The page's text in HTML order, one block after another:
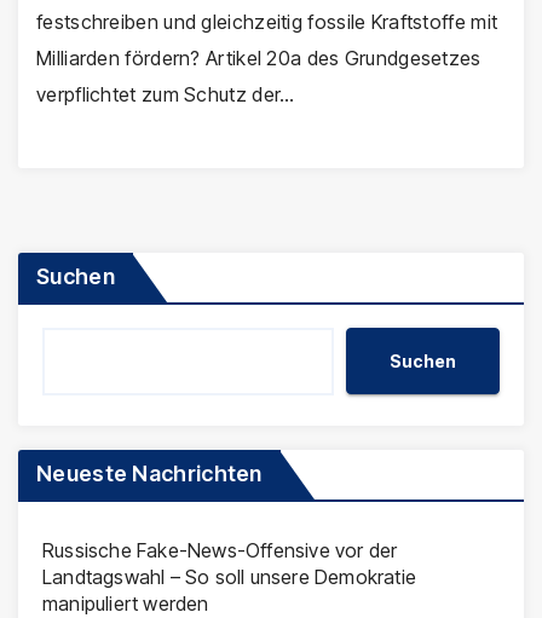
festschreiben und gleichzeitig fossile Kraftstoffe mit
Milliarden fördern? Artikel 20a des Grundgesetzes
verpflichtet zum Schutz der…
Suchen
Suchen
Neueste Nachrichten
Russische Fake-News-Offensive vor der
Landtagswahl – So soll unsere Demokratie
manipuliert werden